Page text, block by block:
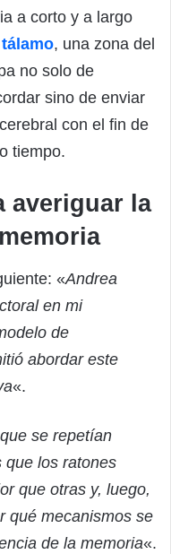
a corto y a largo
tálamo, una zona del
no solo de
sino de enviar
con el fin de
tiempo.
averiguar la
«Andrea
en mi
de
abordar este
«.
se repetían
que los ratones
que otras y, luego,
qué mecanismos se
de la memoria«.